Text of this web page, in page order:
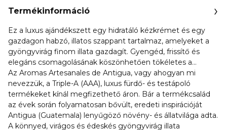
Termékinformáció
Ez a luxus ajándékszett egy hidratáló kézkrémet és egy
gazdagon habzó, illatos szappant tartalmaz, amelyeket a
gyöngyvirág finom illata gazdagít. Gyengéd, frissítő és
elegáns csomagolásának köszönhetően tökéletes a
mindennapi kényeztetéshez vagy ajándéknak.
Az Aromas Artesanales de Antigua, vagy ahogyan mi
nevezzük, a Triple-A (AAA), luxus fürdő- és testápoló
termékeket kínál megfizethető áron. Bár a termékcsalád
az évek során folyamatosan bővült, eredeti inspirációját
Antigua (Guatemala) lenyűgöző növény- és állatvilága adta.
A könnyed, virágos és édeskés gyöngyvirág illata